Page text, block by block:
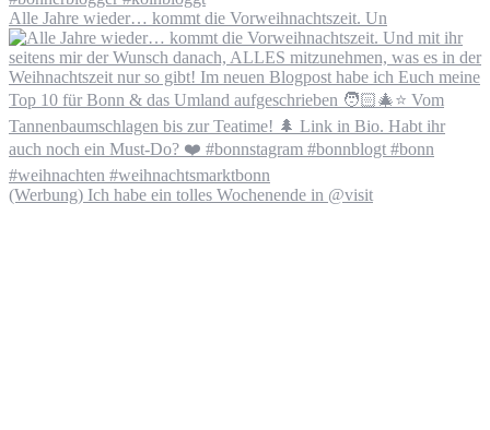
Alle Jahre wieder… kommt die Vorweihnachtszeit. Un
(Werbung) Ich habe ein tolles Wochenende in @visit